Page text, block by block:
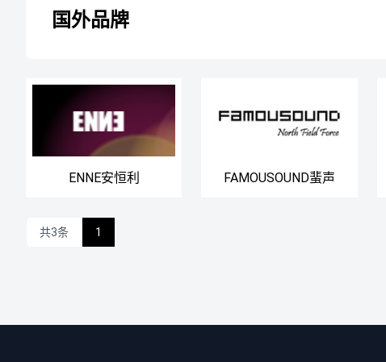
国外品牌
ENNE安恒利 FAMOUSOUND蜚声
共3条 1